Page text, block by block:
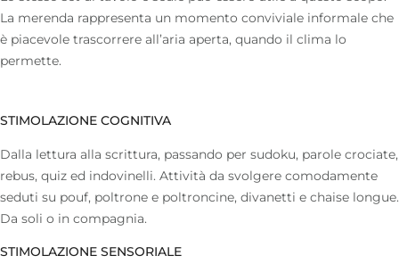
La merenda rappresenta un momento conviviale informale che
è piacevole trascorrere all’aria aperta, quando il clima lo
permette.
STIMOLAZIONE COGNITIVA
Dalla lettura alla scrittura, passando per sudoku, parole crociate,
rebus, quiz ed indovinelli. Attività da svolgere comodamente
seduti su pouf, poltrone e poltroncine, divanetti e chaise longue.
Da soli o in compagnia.
STIMOLAZIONE SENSORIALE